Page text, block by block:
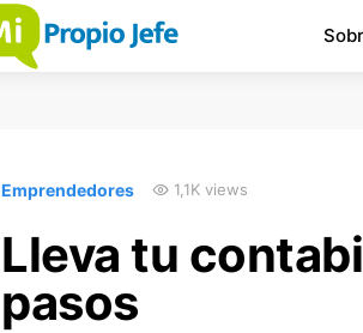
Emprendedores 1,1K views
Lleva tu
pasos